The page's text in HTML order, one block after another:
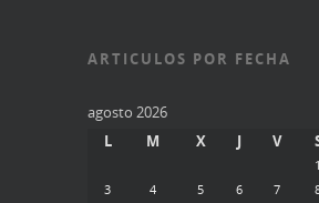
ARTICULOS POR FECHA
agosto 2026
L
M X J V
1
3
4 5 6 7